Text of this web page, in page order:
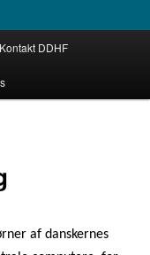
Kontakt DDHF
af danskernes